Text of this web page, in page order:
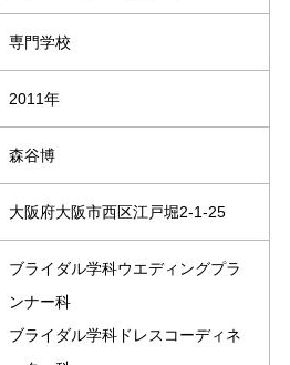
専門学校
2011年
森谷博
大阪府大阪市西区江戸堀2-1-25
ブライダル学科ウエディングプラ
ンナー科
ブライダル学科ドレスコーディネ